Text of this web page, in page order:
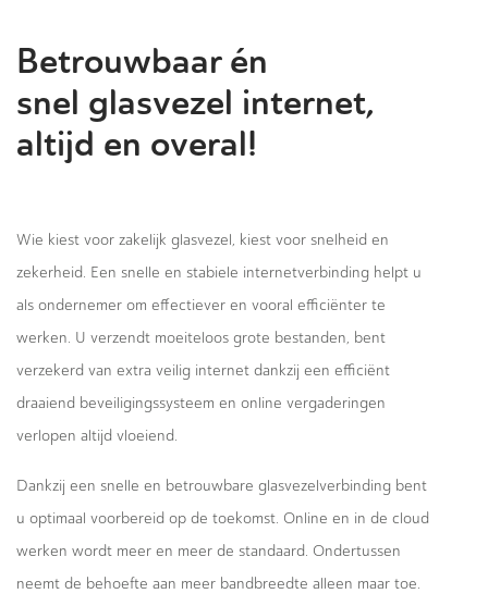
Betrouwbaar én
snel glasvezel internet,
altijd en overal!
Wie kiest voor zakelijk glasvezel, kiest voor snelheid en
zekerheid. Een snelle en stabiele internetverbinding helpt u
als ondernemer om effectiever en vooral efficiënter te
werken. U verzendt moeiteloos grote bestanden, bent
verzekerd van extra veilig internet dankzij een efficiënt
draaiend beveiligingssysteem en online vergaderingen
verlopen altijd vloeiend.
Dankzij een snelle en betrouwbare glasvezelverbinding bent
u optimaal voorbereid op de toekomst. Online en in de cloud
werken wordt meer en meer de standaard. Ondertussen
neemt de behoefte aan meer bandbreedte alleen maar toe.